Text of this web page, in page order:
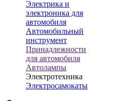
Электрика и
электроника для
автомобиля
Автомобильный
инструмент
Принадлежности
для автомобиля
Автолампы
Электротехника
Электросамокаты